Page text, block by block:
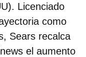
Licenciado
como
Sears recalca
el aumento